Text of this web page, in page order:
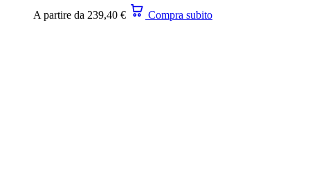
A partire da 239,40 € Compra subito